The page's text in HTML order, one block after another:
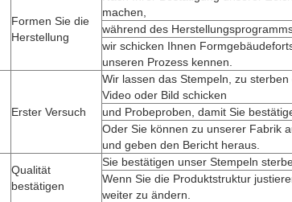
Formen Sie die
Herstellung
machen,
während des
wir schicken Ihnen
unseren Prozess kennen.
Erster Versuch
Wir lassen das Stempeln, zu
Video oder Bild schicken
und Probeproben, damit Sie
Oder Sie können zu unserer Fabrik
und geben den Bericht heraus.
Qualität
bestätigen
Sie bestätigen unser Stempeln
Wenn Sie die Produktstruktur
weiter zu ändern.